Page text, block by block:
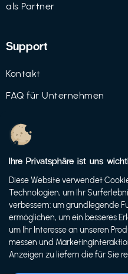
als Partner
Support
Kontakt
FAQ für Unternehmen
Datenschutz
Nutzungsbedingungen
© 2021 FutureBens GmbH
Ihre Privatsphäre ist uns
Diese Website verwendet
Technologien, um Ihr
verbessern: um grundlegende
ermöglichen, um ein besseres
um Ihr Interesse an unseren
messen und
Anzeigen zu liefern die für Sie